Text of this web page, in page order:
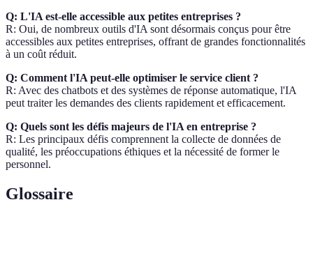
Q: L'IA est-elle accessible aux petites entreprises ?
R: Oui, de nombreux outils d'IA sont désormais conçus pour être
accessibles aux petites entreprises, offrant de grandes fonctionnalités
à un coût réduit.
Q: Comment l'IA peut-elle optimiser le service client ?
R: Avec des chatbots et des systèmes de réponse automatique, l'IA
peut traiter les demandes des clients rapidement et efficacement.
Q: Quels sont les défis majeurs de l'IA en entreprise ?
R: Les principaux défis comprennent la collecte de données de
qualité, les préoccupations éthiques et la nécessité de former le
personnel.
Glossaire